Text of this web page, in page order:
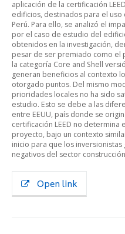
aplicación de la certificación
edificios, destinados para el uso
Perú. Para ello, se analizó el
por el caso de estudio del
obtenidos en la investigación,
pesar de ser premiado como el
la categoría Core and Shell
generan beneficios al contexto
otorgado puntos. Del mismo
prioridades locales no ha sido
estudio. Esto se debe a las
entre EEUU, país donde se
certificación LEED no
proyecto, bajo un contexto
inicio para que los
negativos del sector
Open link